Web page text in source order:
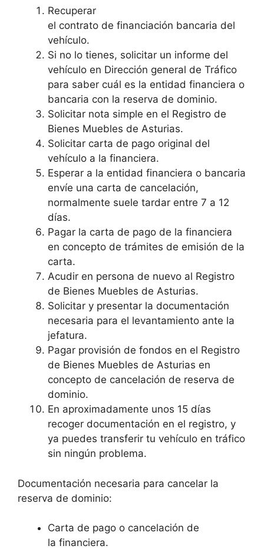
Recuperar
el contrato de financiación bancaria del
vehículo.
Si no lo tienes, solicitar un informe del
vehículo en Dirección general de Tráfico
para saber cuál es la entidad financiera o
bancaria con la reserva de dominio.
Solicitar nota simple en el Registro de
Bienes Muebles de Asturias.
Solicitar carta de pago original del
vehículo a la financiera.
Esperar a la entidad financiera o bancaria
envíe una carta de cancelación,
normalmente suele tardar entre 7 a 12
días.
Pagar la carta de pago de la financiera
en concepto de trámites de emisión de la
carta.
Acudir en persona de nuevo al Registro
de Bienes Muebles de Asturias.
Solicitar y presentar la documentación
necesaria para el levantamiento ante la
jefatura.
Pagar provisión de fondos en el Registro
de Bienes Muebles de Asturias en
concepto de cancelación de reserva de
dominio.
En aproximadamente unos 15 días
recoger documentación en el registro, y
ya puedes transferir tu vehículo en tráfico
sin ningún problema.
Documentación necesaria para cancelar la
reserva de dominio:
Carta de pago o cancelación de
la financiera.